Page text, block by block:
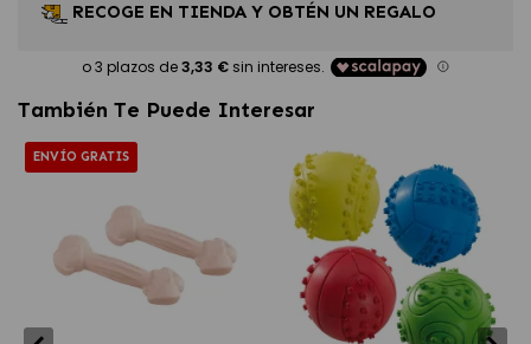
RECOGE EN TIENDA Y OBTÉN UN REGALO
También Te Puede Interesar
ENVÍO GRATIS